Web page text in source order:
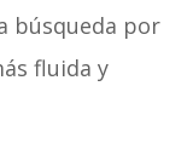
búsqueda por
fluida y